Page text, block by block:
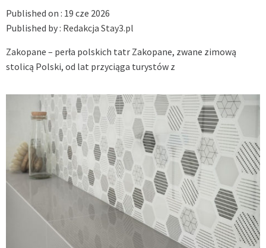
Published on : 19 cze 2026
Published by : Redakcja Stay3.pl
Zakopane – perła polskich tatr Zakopane, zwane zimową
stolicą Polski, od lat przyciąga turystów z